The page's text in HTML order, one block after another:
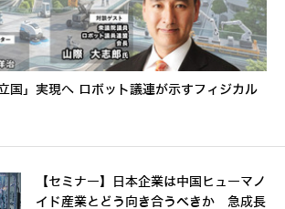
国」実現へ ロボット議連が示すフィジカル
【セミナー】日本企業は中国ヒューマノ
イド産業とどう向き合うべきか 急成長